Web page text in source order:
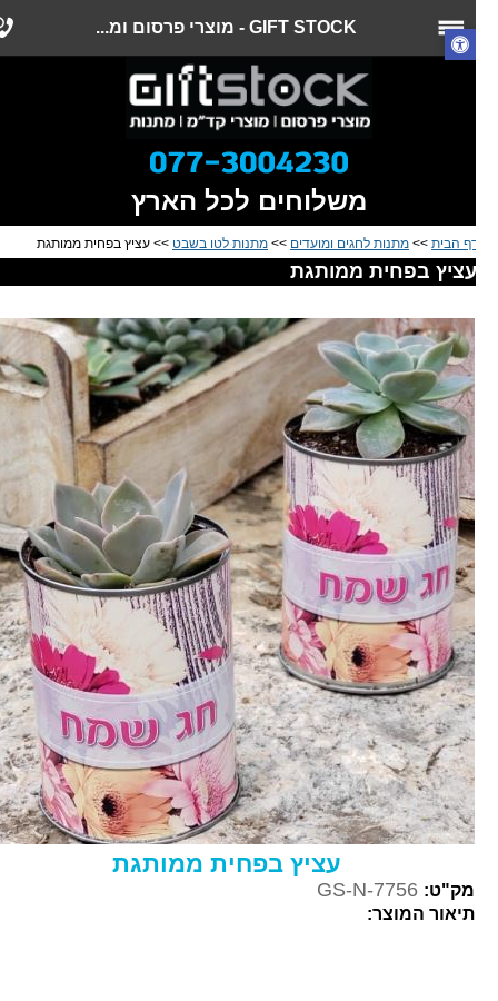
GIFT STOCK - מוצרי פרסום ומ...
משלוחים לכל הארץ
הבית>> מתנות לחגים ומועדים>> מתנות לטו בשבט>> עציץ בפחית ממותגת
עציץ בפחית ממותגת
עציץ בפחית ממותגת
מק"ט: GS-N-7756
תיאור המוצר: